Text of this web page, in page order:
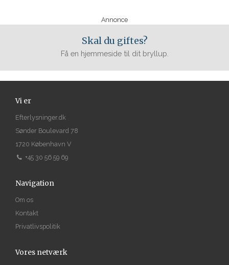
Annonce
Skal du giftes?
Få en hjemmeside til dit bryllup.
Vi er
Efterlysninger.dk
Sønder Boulevard 78
1720 København V
+45 30 56 59 69
Navigation
Om os
Kontakt
Privatlivspolitik
Vores netværk